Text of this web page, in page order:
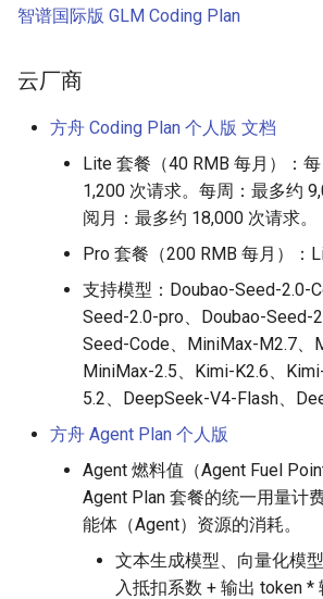
智谱国际版 GLM Coding Plan
云厂商
方舟 Coding Plan 个人版 文档
Lite 套餐（40 RMB 每月）：
1,200 次请求。每周：最多约
阅月：最多约 18,000 次请求。
Pro 套餐（200 RMB 每月）：
支持模型：Doubao-Seed-2.0-
Seed-2.0-pro、Doubao-Seed-
Seed-Code、MiniMax-M2.7、
MiniMax-2.5、Kimi-K2.6、
5.2、DeepSeek-V4-Flash、
方舟 Agent Plan 个人版
Agent 燃料值（Agent Fuel
Agent Plan 套餐的统一用量计
能体（Agent）资源的消耗。
文本生成模型、向量化模
入抵扣系数 + 输出 token *